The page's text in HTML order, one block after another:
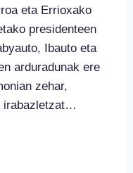
eta Errioxako
presidenteen
Ibauto eta
arduradunak ere
zehar,
irabazletzat…